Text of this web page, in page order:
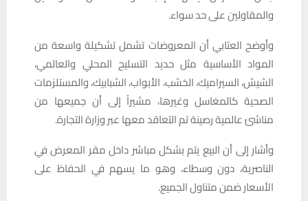
والمقاولين على حد سواء.
وأوضح العتابي أن المعروضات تشمل تشكيلة واسعة من
المواد الأساسية مثل حديد التسليح المحلي والعالمي،
الشيش، السيراميك، الخشب، الأبواب، الشبابيك، والمستلزمات
الصحية كالمغاسل وغيرها، مشيراً إلى أن جميعها من
مناشئ عالمية رصينة تم التعاقد معها عبر وزارة التجارة.
وأشار إلى أن البيع يتم بشكل مباشر داخل مقر المعرض في
الناصرية، دون وسطاء، وهو ما يسهم في الحفاظ على
الأسعار ضمن متناول الجميع.